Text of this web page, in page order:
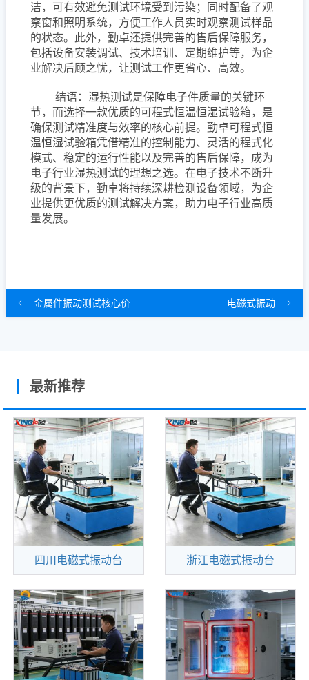
洁，可有效避免测试环境受到污染；同时配备了观
察窗和照明系统，方便工作人员实时观察测试样品
的状态。此外，勤卓还提供完善的售后保障服务，
包括设备安装调试、技术培训、定期维护等，为企
业解决后顾之忧，让测试工作更省心、高效。
结语：湿热测试是保障电子件质量的关键环
节，而选择一款优质的可程式恒温恒湿试验箱，是
确保测试精准度与效率的核心前提。勤卓可程式恒
温恒湿试验箱凭借精准的控制能力、灵活的程式化
模式、稳定的运行性能以及完善的售后保障，成为
电子行业湿热测试的理想之选。在电子技术不断升
级的背景下，勤卓将持续深耕检测设备领域，为企
业提供更优质的测试解决方案，助力电子行业高质
量发展。
金属件振动测试核心价 电磁式振动
最新推荐
四川电磁式振动台
勤卓品牌电磁式振动台
（又称之为电动振动试验
系统）系统主要应用于航
天、航空、兵器、
浙江电磁式振动台
上海电磁式振动台符合
各国家标準--[第Ⅰ及种类
A/20OHZ内].[第Ⅱ及种类B